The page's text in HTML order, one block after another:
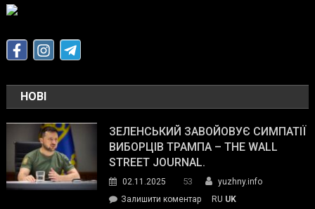
НОВІ
ЗЕЛЕНСЬКИЙ ЗАВОЙОВУЄ СИМПАТІЇ
ВИБОРЦІВ ТРАМПА – THE WALL
STREET JOURNAL.
02.11.2025 53
yuzhny.info
Залишити коментарon
RU UK